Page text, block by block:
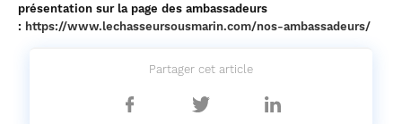
présentation sur la page des ambassadeurs
: https://www.lechasseursousmarin.com/nos-ambassadeurs/
Partager cet article
Partager
Partager
Partager
sur